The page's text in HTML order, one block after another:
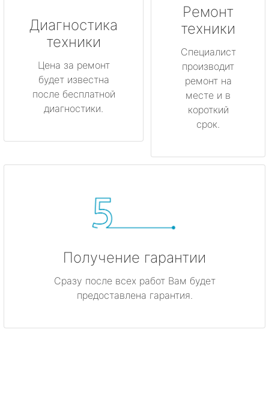
Диагностика
техники
Цена за ремонт
будет известна
после бесплатной
диагностики.
Ремонт
техники
Специалист
производит
ремонт на
месте и в
короткий
срок.
Получение гарантии
Сразу после всех работ Вам будет
предоставлена гарантия.